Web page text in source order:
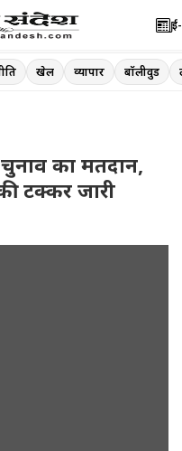
खेल व्यापार बॉलीवुड
का मतदान,
टक्कर जारी